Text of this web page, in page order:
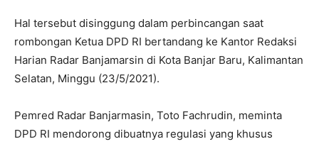
Hal tersebut disinggung dalam perbincangan saat
rombongan Ketua DPD RI bertandang ke Kantor Redaksi
Harian Radar Banjamarsin di Kota Banjar Baru, Kalimantan
Selatan, Minggu (23/5/2021).
Pemred Radar Banjarmasin, Toto Fachrudin, meminta
DPD RI mendorong dibuatnya regulasi yang khusus